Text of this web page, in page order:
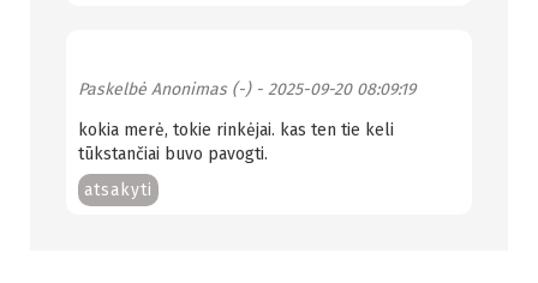
Paskelbė Anonimas (-)- 2025-09-20 08:09:19
kokia merė, tokie rinkėjai. kas ten tie keli
tūkstančiai buvo pavogti.
atsakyti